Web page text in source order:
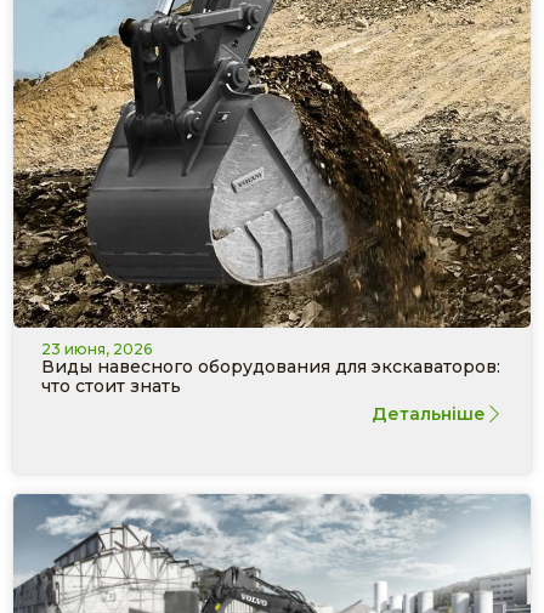
23 июня, 2026
Виды навесного оборудования для экскаваторов:
что стоит знать
Детальніше